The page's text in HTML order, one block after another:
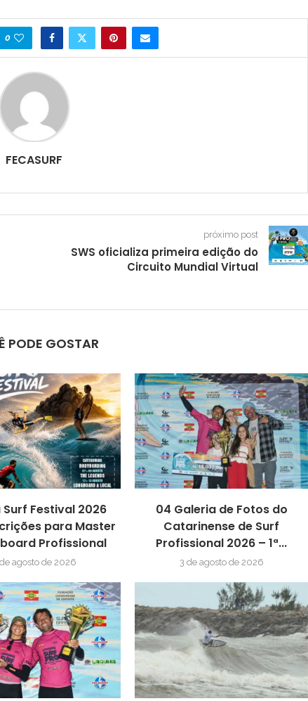
0
FECASURF
próximo post
SWS oficializa primeira edição do
Circuito Mundial Virtual
PODE GOSTAR
Festival 2026
para Master
Profissional
agosto de 2026
04 Galeria de Fotos do
Catarinense de Surf
Profissional 2026 – 1ª...
3 de agosto de 2026